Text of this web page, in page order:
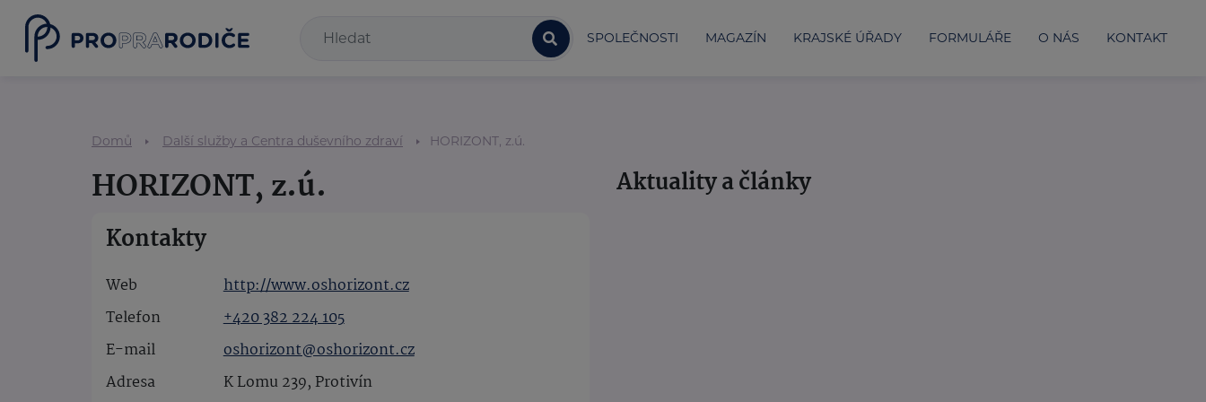
SPOLEČNOSTI MAGAZÍN KRAJSKÉ ÚŘADY FORMULÁŘE O NÁS KONTAKT
Domů Další služby a Centra duševního zdraví HORIZONT, z.ú.
HORIZONT, z.ú.
Kontakty
Web
http://www.oshorizont.cz
Telefon
+420 382 224 105
E-mail
oshorizont@oshorizont.cz
Adresa
K Lomu 239, Protivín
Aktuality a články